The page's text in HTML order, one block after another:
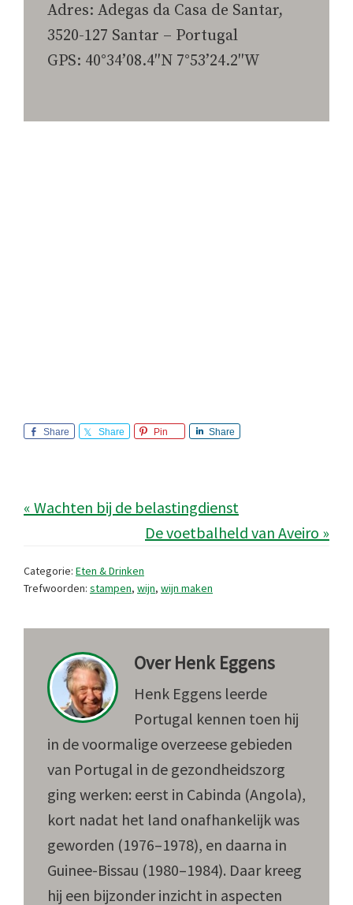
Adres: Adegas da Casa de Santar,
3520-127 Santar – Portugal
GPS: 40°34’08.4″N 7°53’24.2″W
Share Share Pin Share
« Wachten bij de belastingdienst
De voetbalheld van Aveiro »
Categorie: Eten & Drinken
Trefwoorden: stampen, wijn, wijn maken
OverHenk Eggens
Henk Eggens leerde
Portugal kennen toen hij
in de voormalige overzeese gebieden
van Portugal in de gezondheidszorg
ging werken: eerst in Cabinda (Angola),
kort nadat het land onafhankelijk was
geworden (1976–1978), en daarna in
Guinee-Bissau (1980–1984). Daar kreeg
hij een bijzonder inzicht in aspecten